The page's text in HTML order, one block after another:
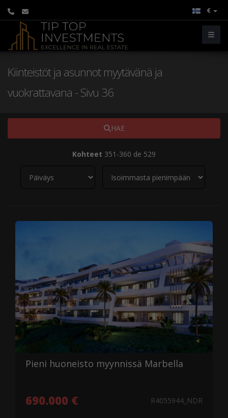
€
Kiinteistöt ja asunnot myytävänä ja
vuokrattavana - Sivu 36
HAE
Kohteet 351-360 de 529
Pieni huoneisto myynnissä Marbella
690.000 € R4055944_NDR